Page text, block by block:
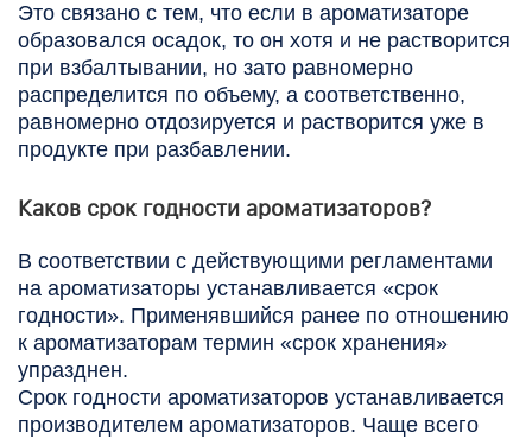
Это связано с тем, что если в ароматизаторе
образовался осадок, то он хотя и не растворится
при взбалтывании, но зато равномерно
распределится по объему, а соответственно,
равномерно отдозируется и растворится уже в
продукте при разбавлении.
Каков срок годности ароматизаторов?
В соответствии с действующими регламентами
на ароматизаторы устанавливается «срок
годности». Применявшийся ранее по отношению
к ароматизаторам термин «срок хранения»
упразднен.
Срок годности ароматизаторов устанавливается
производителем ароматизаторов. Чаще всего